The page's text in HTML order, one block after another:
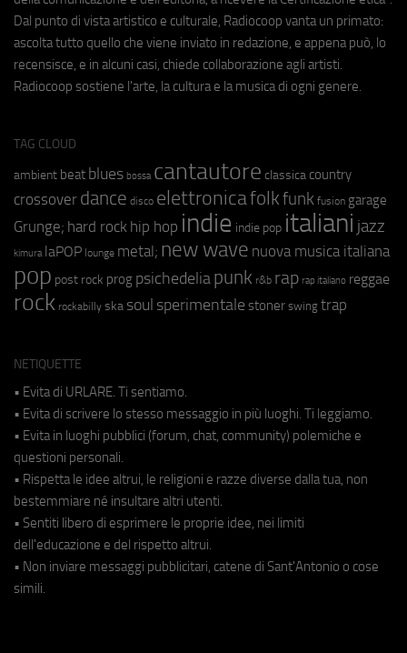
Dal punto di vista artistico e culturale, Radiocoop vanta un primato:
ascolta tutto quello che viene inviato in redazione, e appena può, lo
recensisce, e in alcuni casi, chiede collaborazione agli artisti.
Radiocoop sostiene l'arte, la cultura e la musica di ogni genere.
TAG CLOUD
ambient beat blues bossa cantautore classica country
crossover dance disco elettronicafolkfunk fusion garage
Grunge; hard rock hip hop indie indie pop italiani jazz
kimura laPOP lounge metal; new wave nuova musica italiana
pop post rock prog psichedeliapunk r&b rap rap italiano reggae
rock rockabilly ska soul sperimentale stoner swing trap
NETIQUETTE
• Evita di URLARE. Ti sentiamo.
• Evita di scrivere lo stesso messaggio in più luoghi. Ti leggiamo.
• Evita in luoghi pubblici (forum, chat, community) polemiche e
questioni personali.
• Rispetta le idee altrui, le religioni e razze diverse dalla tua, non
bestemmiare né insultare altri utenti.
• Sentiti libero di esprimere le proprie idee, nei limiti
dell'educazione e del rispetto altrui.
• Non inviare messaggi pubblicitari, catene di Sant'Antonio o cose
simili.